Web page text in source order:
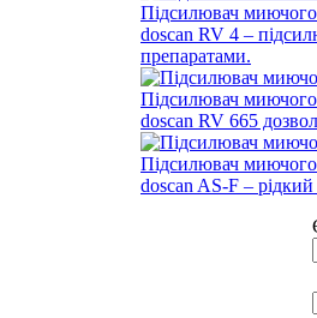
Підсилювач миючого
doscan RV 4 –
препаратами.
Підсилювач миючого
doscan RV 665
Підсилювач миючого
doscan AS-F –